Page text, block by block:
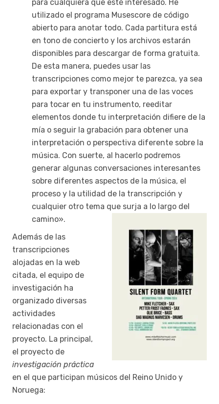
para cualquiera que esté interesado. He
utilizado el programa Musescore de código
abierto para anotar todo. Cada partitura está
en tono de concierto y los archivos estarán
disponibles para descargar de forma gratuita.
De esta manera, puedes usar las
transcripciones como mejor te parezca, ya sea
para exportar y transponer una de las voces
para tocar en tu instrumento, reeditar
elementos donde tu interpretación difiere de la
mía o seguir la grabación para obtener una
interpretación o perspectiva diferente sobre la
música. Con suerte, al hacerlo podremos
generar algunas conversaciones interesantes
sobre diferentes aspectos de la música, el
proceso y la utilidad de la transcripción y
cualquier otro tema que surja a lo largo del
camino».
Además de las
transcripciones
alojadas en la web
citada, el equipo de
investigación ha
organizado diversas
actividades
relacionadas con el
proyecto. La principal,
el proyecto de
investigación práctica
en el que participan músicos del Reino Unido y
Noruega: